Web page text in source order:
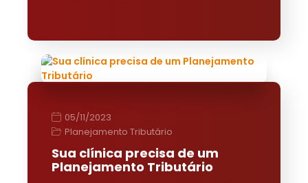
05/11/2023
Planejamento Tributário
Sua clínica precisa de um
Planejamento Tributário